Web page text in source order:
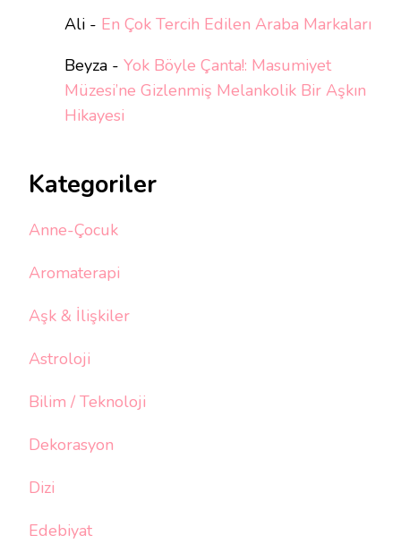
Ali - En Çok Tercih Edilen Araba Markaları
Beyza - Yok Böyle Çanta!: Masumiyet
Müzesi’ne Gizlenmiş Melankolik Bir Aşkın
Hikayesi
Kategoriler
Anne-Çocuk
Aromaterapi
Aşk & İlişkiler
Astroloji
Bilim / Teknoloji
Dekorasyon
Dizi
Edebiyat